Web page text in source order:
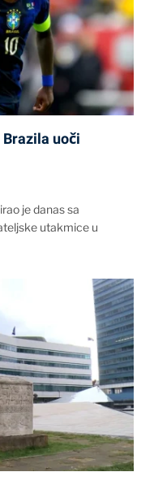
uoči
je danas sa
utakmice u